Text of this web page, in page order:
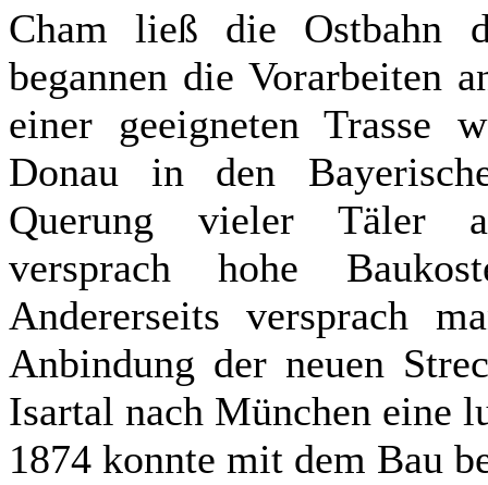
Cham ließ die Ostbahn
begannen die Vorarbeiten
einer geeigneten Trasse
Donau in den
Querung vieler Täler
versprach hohe
Andererseits versprach
Anbindung der neuen
Isartal nach München eine
1874 konnte mit dem Bau